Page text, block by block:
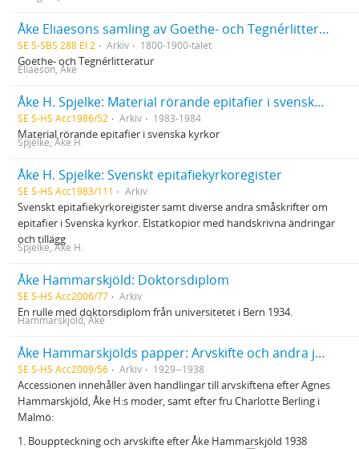
Åke Eliaesons samling av Goethe- och Tegnérlitteratur
SE S-SBS 288 El 2 Arkiv 1800-1900-talet
Goethe- och Tegnérlitteratur
Eliaeson, Åke
Åke H. Spjelke: Material rörande epitafier i svenska kyrkor
SE S-HS Acc1986/52 Arkiv 1983-1984
Material rörande epitafier i svenska kyrkor
Spjelke, Åke H.
Åke H. Spjelke: Svenskt epitafiekyrkoregister
SE S-HS Acc1983/111 Arkiv
Svenskt epitafiekyrkoreigister samt diverse andra småskrifter om
epitafier i Svenska kyrkor. Elstatkopior med handskrivna ändringar
och tillägg
Spjelke, Åke H.
Åke Hammarskjöld: Doktorsdiplom
SE S-HS Acc2006/77 Arkiv
En rulle med doktorsdiplom från universitetet i Bern 1934.
Hammarskjöld, Åke
Åke Hammarskjölds papper: Arvskifte och andra juridiska handlingar
SE S-HS Acc2009/56 Arkiv 1929--1938
Accessionen innehåller även handlingar till arvskiftena efter Agnes
Hammarskjöld, Åke H:s moder, samt efter fru Charlotte Berling i
Malmö:
1. Bouppteckning och arvskifte efter Åke Hammarskjöld 1938